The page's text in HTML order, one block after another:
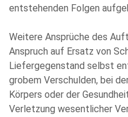
entstehenden Folgen
Weitere Ansprüche des
Anspruch auf Ersatz von
Liefergegenstand selbst
grobem Verschulden, bei
Körpers oder der
Verletzung wesentlicher